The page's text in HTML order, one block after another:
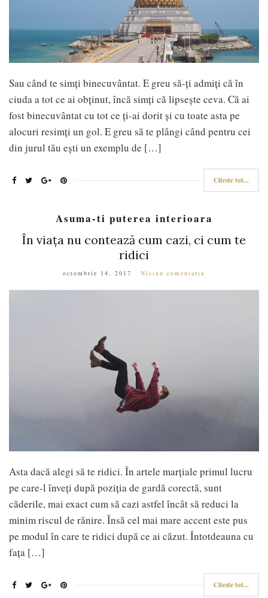
Sau când te simți binecuvântat. E greu să-ți admiți că în
ciuda a tot ce ai obținut, încă simți că lipsește ceva. Că ai
fost binecuvântat cu tot ce ți-ai dorit și cu toate asta pe
alocuri resimți un gol. E greu să te plângi când pentru cei
din jurul tău ești un exemplu de […]
Citeste tot...
Asuma-ti puterea interioara
În viața nu contează cum cazi, ci cum te
ridici
octombrie 14, 2017 Niciun comentariu
Asta dacă alegi să te ridici. În artele marțiale primul lucru
pe care-l înveți după poziția de gardă corectă, sunt
căderile, mai exact cum să cazi astfel încât să reduci la
minim riscul de rănire. Însă cel mai mare accent este pus
pe modul în care te ridici după ce ai căzut. Întotdeauna cu
fața […]
Citeste tot...